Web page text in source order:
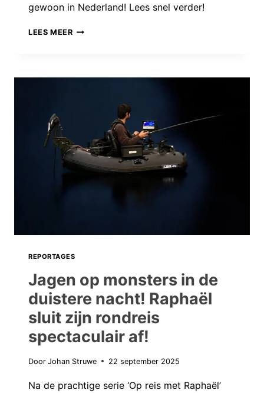
gewoon in Nederland! Lees snel verder!
LEES MEERJAGEN
CONGERMAN’
VEENSTRA!
REPORTAGES
Jagen op monsters in de
duistere nacht! Raphaël
sluit zijn rondreis
spectaculair af!
Door Johan Struwe 22 september 2025
Na de prachtige serie ‘Op reis met Raphaël’